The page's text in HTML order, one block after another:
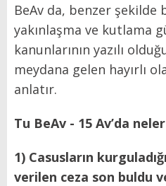
BeAv da, benzer şekilde
yakınlaşma ve kutlama
kanunlarının yazılı
meydana gelen hayırlı
anlatır.
Tu BeAv - 15 Av’da
1) Casusların
verilen ceza son buldu